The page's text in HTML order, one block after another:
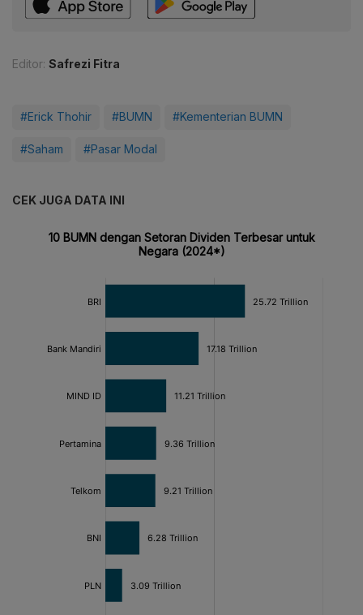
Editor: Safrezi Fitra
#Erick Thohir #BUMN #Kementerian BUMN
#Saham #Pasar Modal
CEK JUGA DATA INI